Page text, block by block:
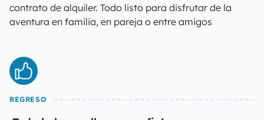
contrato de alquiler. Todo listo para disfrutar de la
aventura en familia, en pareja o entre amigos
REGRESO